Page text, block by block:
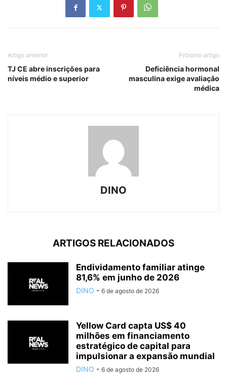
Artigo anterior
TJ CE abre inscrições para
níveis médio e superior
Próximo artigo
Deficiência hormonal
masculina exige avaliação
médica
DINO
ARTIGOS RELACIONADOS
Endividamento familiar atinge
81,6% em junho de 2026
DINO - 6 de agosto de 2026
Yellow Card capta US$ 40
milhões em financiamento
estratégico de capital para
impulsionar a expansão mundial
DINO - 6 de agosto de 2026